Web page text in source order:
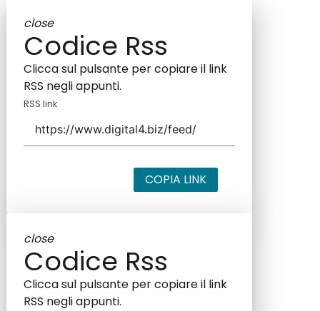
close
Codice Rss
Clicca sul pulsante per copiare il link
RSS negli appunti.
RSS link
COPIA LINK
close
Codice Rss
Clicca sul pulsante per copiare il link
RSS negli appunti.